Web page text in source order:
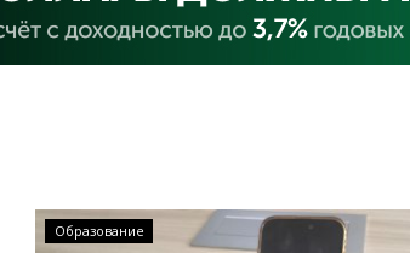
Образование